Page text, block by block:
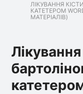
ЛІКУВАННЯ
КАТЕТЕРОМ
МАТЕРІАЛІВ)
Лікування